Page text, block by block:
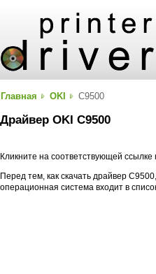
Главная OKI C9500
Драйвер OKI C9500
Кликните на соответствующей
Перед тем, как скачать драйвер
операционная система входит в